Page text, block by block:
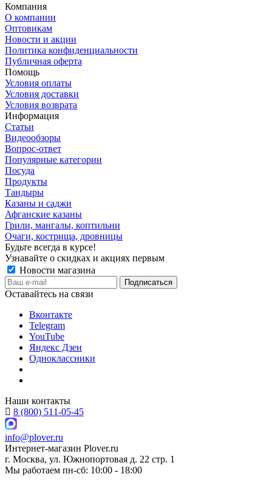
Компания
О компании
Оптовикам
Новости и акции
Политика конфиденциальности
Публичная оферта
Помощь
Условия оплаты
Условия доставки
Условия возврата
Информация
Статьи
Видеообзоры
Вопрос-ответ
Популярные категории
Посуда
Продукты
Тандыры
Казаны и саджи
Афганские казаны
Грили, мангалы, коптильни
Очаги, кострища, дровницы
Будьте всегда в курсе!
Узнавайте о скидках и акциях первым
Новости магазина
Оставайтесь на связи
Вконтакте
Telegram
YouTube
Яндекс Дзен
Одноклассники
Наши контакты
8 (800) 511-05-45
info@plover.ru
Интернет-магазин Plover.ru
г. Москва, ул. Южнопортовая д. 22 стр. 1
Мы работаем пн-сб: 10:00 - 18:00